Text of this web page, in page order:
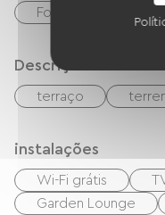
Fogão a lenha
Descrição
terraço
instalações
Wi-Fi grátis
Garden Lounge